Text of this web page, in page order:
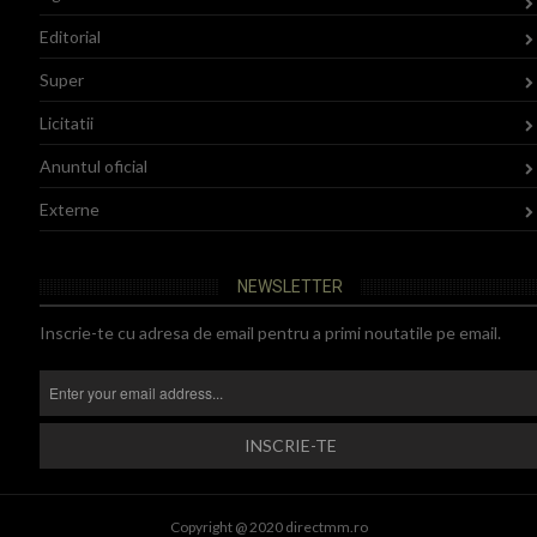
Editorial
Super
Licitatii
Anuntul oficial
Externe
NEWSLETTER
Inscrie-te cu adresa de email pentru a primi noutatile pe email.
Copyright @ 2020 directmm.ro